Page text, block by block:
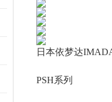
日本依梦达
PSH系列